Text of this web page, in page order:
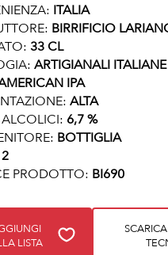
ITALIA
BIRRIFICIO
33 CL
ARTIGIANALI ITALIANE
IPA
ALTA
6,7 %
BOTTIGLIA
PRODOTTO: BI690
LISTA